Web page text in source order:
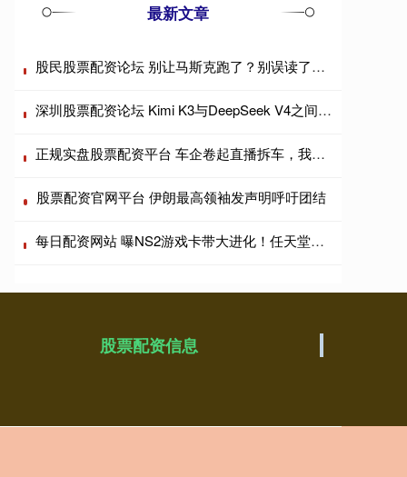
最新文章
股民股票配资论坛 别让马斯克跑了？别误读了马斯克的命门
深圳股票配资论坛 Kimi K3与DeepSeek V4之间，隔着原生多模态的时间差
正规实盘股票配资平台 车企卷起直播拆车，我们消费者看热闹也要看门道
股票配资官网平台 伊朗最高领袖发声明呼吁团结
每日配资网站 曝NS2游戏卡带大进化！任天堂相信实体价值
股票配资信息